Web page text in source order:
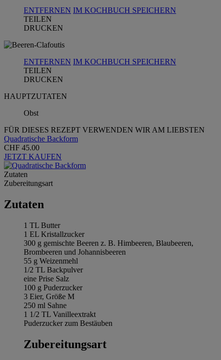
ENTFERNEN IM KOCHBUCH SPEICHERN
TEILEN
DRUCKEN
ENTFERNEN IM KOCHBUCH SPEICHERN
TEILEN
DRUCKEN
HAUPTZUTATEN
Obst
FÜR DIESES REZEPT VERWENDEN WIR AM LIEBSTEN
Quadratische Backform
CHF 45.00
JETZT KAUFEN
Zutaten
Zubereitungsart
Zutaten
1 TL Butter
1 EL Kristallzucker
300 g gemischte Beeren z. B. Himbeeren, Blaubeeren,
Brombeeren und Johannisbeeren
55 g Weizenmehl
1/2 TL Backpulver
eine Prise Salz
100 g Puderzucker
3 Eier, Größe M
250 ml Sahne
1 1/2 TL Vanilleextrakt
Puderzucker zum Bestäuben
Zubereitungsart